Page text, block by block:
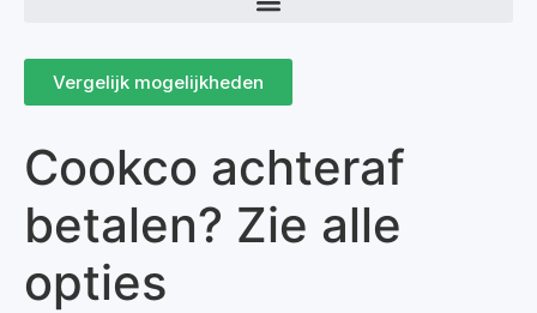
Vergelijk mogelijkheden
Cookco achteraf
betalen? Zie alle
opties